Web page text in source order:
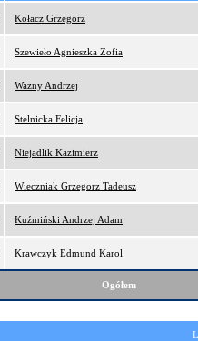
Kołacz Grzegorz
Szewieło Agnieszka Zofia
Ważny Andrzej
Stelnicka Felicja
Niejadlik Kazimierz
Wieczniak Grzegorz Tadeusz
Kuźmiński Andrzej Adam
Krawczyk Edmund Karol
Ogółem